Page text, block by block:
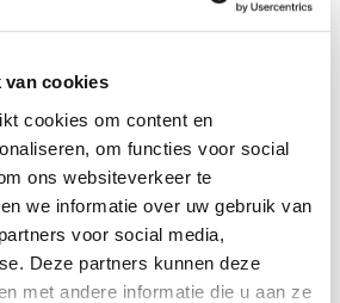
cookies
cookies om content en
om functies voor social
ons websiteverkeer te
we informatie over uw gebruik van
voor social media,
Deze partners kunnen deze
met andere informatie die u aan ze
weet wat er verandert en
privé gebruiken